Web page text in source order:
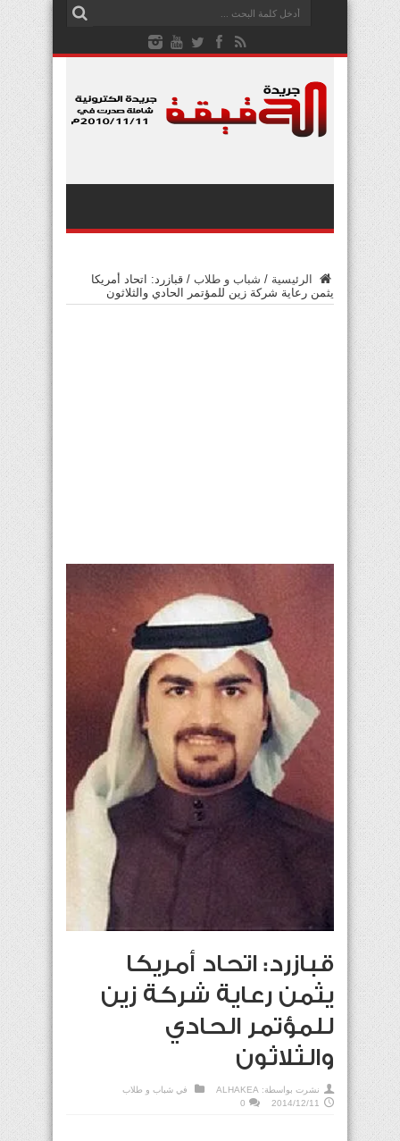
الرئيسية / شباب و طلاب / قبازرد: اتحاد أمريكا
يثمن رعاية شركة زين للمؤتمر الحادي والثلاثون
قبازرد: اتحاد أمريكا
يثمن رعاية شركة زين
للمؤتمر الحادي
والثلاثون
نشرت بواسطة: ALHAKEA في شباب و طلاب
2014/12/11
0